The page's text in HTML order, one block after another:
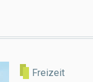
Freizeit